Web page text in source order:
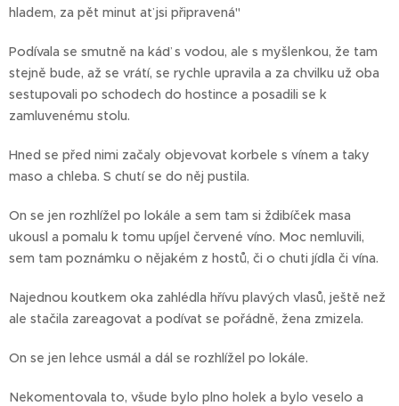
hladem, za pět minut ať jsi připravená"
Podívala se smutně na káď s vodou, ale s myšlenkou, že tam
stejně bude, až se vrátí, se rychle upravila a za chvilku už oba
sestupovali po schodech do hostince a posadili se k
zamluvenému stolu.
Hned se před nimi začaly objevovat korbele s vínem a taky
maso a chleba. S chutí se do něj pustila.
On se jen rozhlížel po lokále a sem tam si ždibíček masa
ukousl a pomalu k tomu upíjel červené víno. Moc nemluvili,
sem tam poznámku o nějakém z hostů, či o chuti jídla či vína.
Najednou koutkem oka zahlédla hřívu plavých vlasů, ještě než
ale stačila zareagovat a podívat se pořádně, žena zmizela.
On se jen lehce usmál a dál se rozhlížel po lokále.
Nekomentovala to, všude bylo plno holek a bylo veselo a